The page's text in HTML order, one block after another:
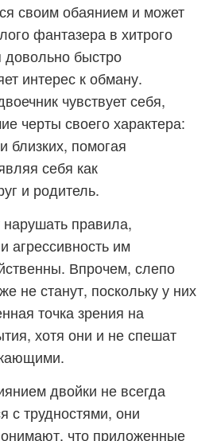
своим обаянием и может
фантазера в хитрого
довольно быстро
интерес к обману.
чувствует себя,
черты своего характера:
близких, помогая
себя как
и родитель.
правила,
агрессивность им
Впрочем, слепо
не станут, поскольку у них
точка зрения на
хотя они и не спешат
двойки не всегда
с трудностями, они
что приложенные